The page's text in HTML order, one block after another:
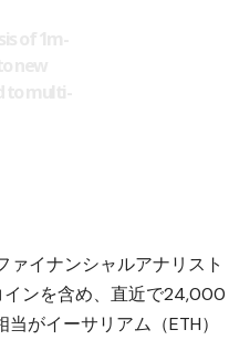
イナンシャルアナリスト
インを含め、直近で24,000
当がイーサリアム（ETH）